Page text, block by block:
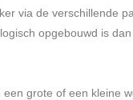
via de verschillende
opgebouwd is
een grote of een kleine